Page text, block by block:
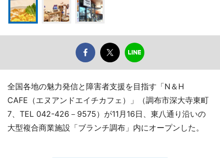
全国各地の魅力発信と障害者支援を目指す「N＆H
CAFE（エヌアンドエイチカフェ）」（調布市深大寺東町
7、TEL 042-426－9575）が11月16日、東八通り沿いの
大型複合商業施設「ブランチ調布」内にオープンした。